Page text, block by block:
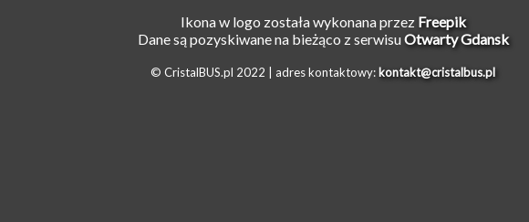
Ikona w logo została wykonana przez Freepik
Dane są pozyskiwane na bieżąco z serwisuOtwarty Gdansk
© CristalBUS.pl 2022 | adres kontaktowy: kontakt@cristalbus.pl